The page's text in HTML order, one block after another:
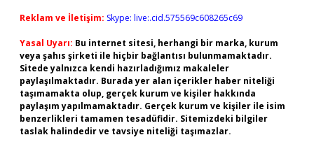
Reklam ve İletişim: Skype: live:.cid.575569c608265c69
Yasal Uyarı: Bu internet sitesi, herhangi bir marka, kurum
veya şahıs şirketi ile hiçbir bağlantısı bulunmamaktadır.
Sitede yalnızca kendi hazırladığımız makaleler
paylaşılmaktadır. Burada yer alan içerikler haber niteliği
taşımamakta olup, gerçek kurum ve kişiler hakkında
paylaşım yapılmamaktadır. Gerçek kurum ve kişiler ile isim
benzerlikleri tamamen tesadüfidir. Sitemizdeki bilgiler
taslak halindedir ve tavsiye niteliği taşımazlar.